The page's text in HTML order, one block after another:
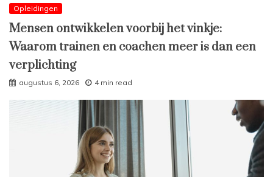
Opleidingen
Mensen ontwikkelen voorbij het vinkje:
Waarom trainen en coachen meer is dan een
verplichting
augustus 6, 2026 4 min read